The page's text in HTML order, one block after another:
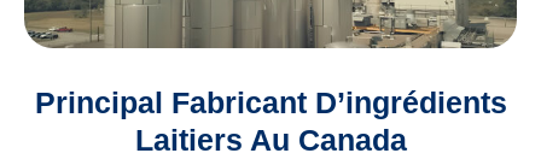
Principal Fabricant D’ingrédients
Laitiers Au Canada